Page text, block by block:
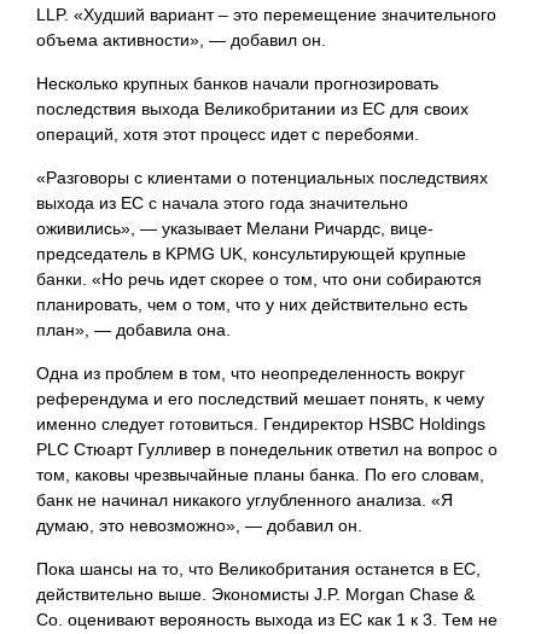
LLP. «Худший вариант – это перемещение значительного
объема активности», — добавил он.
Несколько крупных банков начали прогнозировать
последствия выхода Великобритании из ЕС для своих
операций, хотя этот процесс идет с перебоями.
«Разговоры с клиентами о потенциальных последствиях
выхода из ЕС с начала этого года значительно
оживились», — указывает Мелани Ричардс, вице-
председатель в KPMG UK, консультирующей крупные
банки. «Но речь идет скорее о том, что они собираются
планировать, чем о том, что у них действительно есть
план», — добавила она.
Одна из проблем в том, что неопределенность вокруг
референдума и его последствий мешает понять, к чему
именно следует готовиться. Гендиректор HSBC Holdings
PLC Стюарт Гулливер в понедельник ответил на вопрос о
том, каковы чрезвычайные планы банка. По его словам,
банк не начинал никакого углубленного анализа. «Я
думаю, это невозможно», — добавил он.
Пока шансы на то, что Великобритания останется в ЕС,
действительно выше. Экономисты J.P. Morgan Chase &
Co. оценивают верояность выхода из ЕС как 1 к 3. Тем не